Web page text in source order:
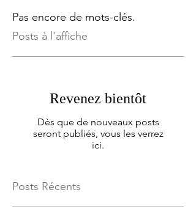
Pas encore de mots-clés.
Posts à l'affiche
Revenez bientôt
Dès que de nouveaux posts
seront publiés, vous les verrez
ici.
Posts Récents